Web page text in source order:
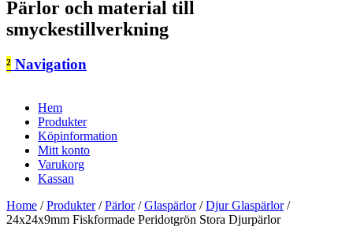
Pärlor och material till
smyckestillverkning
² Navigation
Hem
Produkter
Köpinformation
Mitt konto
Varukorg
Kassan
Home / Produkter / Pärlor / Glaspärlor / Djur Glaspärlor /
24x24x9mm Fiskformade Peridotgrön Stora Djurpärlor